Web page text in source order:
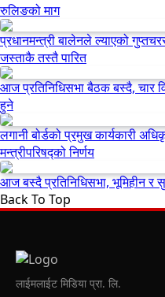
रुलिङको माग
प्रधानमन्त्री बालेनले ल्याएको
जस्ताकै तस्तै पारित
आज प्रतिनिधिसभा बैठक बस्दै, चार
हुने
लगानी बोर्डको प्रमुख कार्यकारी
मन्त्रीपरिषद्को निर्णय
आज बस्दै प्रतिनिधिसभा, भूमिहीन र
Back To Top
लाईमलाईट मिडिया प्रा. लि.